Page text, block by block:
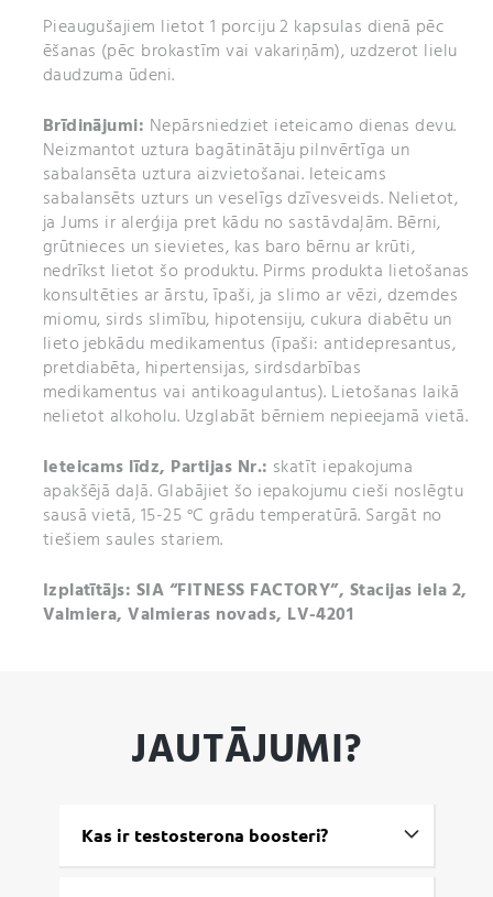
Sastāvdaļas:makas ( Lepidium meyenii) sakņu
ekstrakts, Grieķu sierāboliņa (Trigonella foenum-
graecum L.)sēklu ekstrakts, mumijo (
mikrokristāliskā celuloze, sausais Ķīnas citronliānas
(Schisandra chinensis)(Turcz.) (Baill.) augļu ekstrakts,
liofilizēts bišu māšu (Apis mellifica) peru pieniņš,
cinka bisglicināts, pretsalipes vielas: taukskābju
magnija sāļi, silīcija dioksīds, krokusa (Crocus sativus
L.) ziedu ekstrakts, piridoksīna hidrohlorīds (vitamīns
B6), kapsula: (želatīns, krāsviela: E172).
Pieaugušajiem lietot 1 porciju 2 kapsulas dienā pēc
ēšanas (pēc brokastīm vai vakariņām), uzdzerot lielu
daudzuma ūdeni.
Brīdinājumi: Nepārsniedziet ieteicamo dienas devu.
Neizmantot uztura bagātinātāju pilnvērtīga un
sabalansēta uztura aizvietošanai. Ieteicams
sabalansēts uzturs un veselīgs dzīvesveids. Nelietot,
ja Jums ir alerģija pret kādu no sastāvdaļām. Bērni,
grūtnieces un sievietes, kas baro bērnu ar krūti,
nedrīkst lietot šo produktu. Pirms produkta lietošanas
konsultēties ar ārstu, īpaši, ja slimo ar vēzi, dzemdes
miomu, sirds slimību, hipotensiju, cukura diabētu un
lieto jebkādu medikamentus (īpaši: antidepresantus,
pretdiabēta, hipertensijas, sirdsdarbības
medikamentus vai antikoagulantus). Lietošanas laikā
nelietot alkoholu. Uzglabāt bērniem nepieejamā vietā.
Ieteicams līdz, Partijas Nr.: skatīt iepakojuma
apakšējā daļā. Glabājiet šo iepakojumu cieši noslēgtu
sausā vietā, 15-25 °C grādu temperatūrā. Sargāt no
tiešiem saules stariem.
Izplatītājs: SIA “FITNESS FACTORY”, Stacijas iela 2,
Valmiera, Valmieras novads, LV-4201
JAUTĀJUMI?
Kas ir testosterona boosteri?